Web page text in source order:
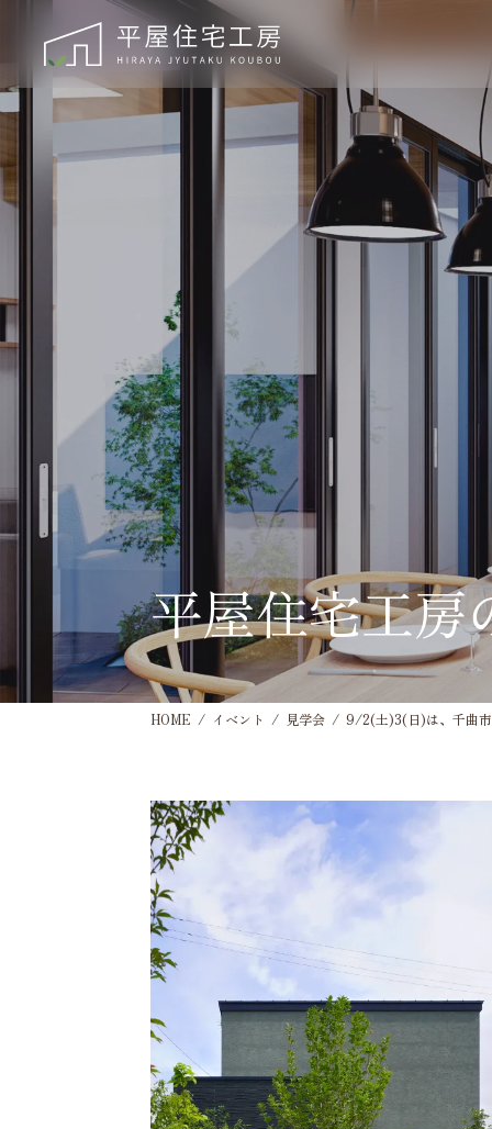
平屋住宅工房
HOME イベント 見学会 9/2(土)3(日)は、千曲市